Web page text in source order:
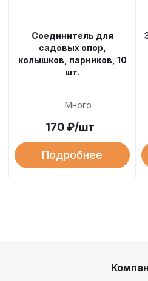
Соединитель для
садовых опор,
колышков, парников, 10
шт.
Много
170₽/шт
Подробнее